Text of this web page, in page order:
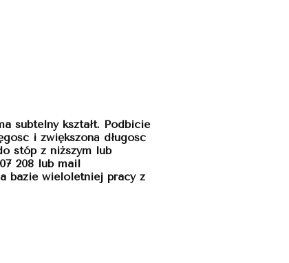
subtelny kształt. Podbicie
i zwiększoną długość
stóp z niższym lub
208 lub mail
bazie wieloletniej pracy z